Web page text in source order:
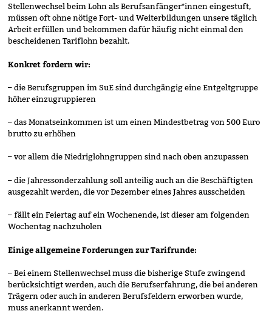
Stellenwechsel beim Lohn als Berufsanfänger*innen eingestuft,
müssen oft ohne nötige Fort- und Weiterbildungen unsere täglich
Arbeit erfüllen und bekommen dafür häufig nicht einmal den
bescheidenen Tariflohn bezahlt.
Konkret fordern wir:
– die Berufsgruppen im SuE sind durchgängig eine Entgeltgruppe
höher einzugruppieren
– das Monatseinkommen ist um einen Mindestbetrag von 500 Euro
brutto zu erhöhen
– vor allem die Niedriglohngruppen sind nach oben anzupassen
– die Jahressonderzahlung soll anteilig auch an die Beschäftigten
ausgezahlt werden, die vor Dezember eines Jahres ausscheiden
– fällt ein Feiertag auf ein Wochenende, ist dieser am folgenden
Wochentag nachzuholen
Einige allgemeine Forderungen zur Tarifrunde:
– Bei einem Stellenwechsel muss die bisherige Stufe zwingend
berücksichtigt werden, auch die Berufserfahrung, die bei anderen
Trägern oder auch in anderen Berufsfeldern erworben wurde,
muss anerkannt werden.